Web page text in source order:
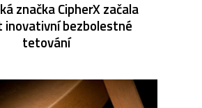
značka CipherX začala
inovativní bezbolestné
tetování